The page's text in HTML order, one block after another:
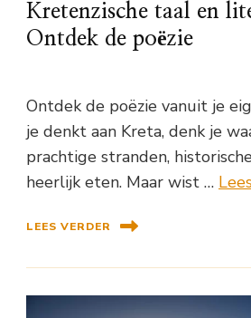
Kretenzische taal en
Ontdek de poëzie
Ontdek de poëzie vanuit je
je denkt aan Kreta, denk je
prachtige stranden,
heerlijk eten. Maar wist …
LEES VERDER